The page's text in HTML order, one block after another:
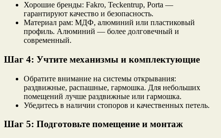
Хорошие бренды: Fakro, Teckentrup, Porta —
гарантируют качество и безопасность.
Материал рам: МДФ, алюминий или пластиковый
профиль. Алюминий — более долговечный и
современный.
Шаг 4: Учтите механизмы и комплектующие
Обратите внимание на системы открывания:
раздвижные, распашные, гармошка. Для небольших
помещений лучше раздвижные или гармошка.
Убедитесь в наличии стопоров и качественных петель.
Шаг 5: Подготовьте помещение и монтаж